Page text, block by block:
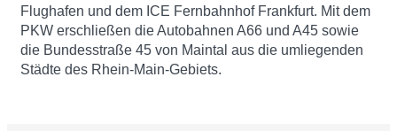
Flughafen und dem ICE Fernbahnhof Frankfurt. Mit dem
PKW erschließen die Autobahnen A66 und A45 sowie
die Bundesstraße 45 von Maintal aus die umliegenden
Städte des Rhein-Main-Gebiets.